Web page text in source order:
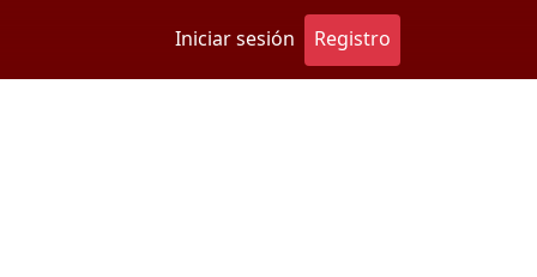
Iniciar sesión Registro